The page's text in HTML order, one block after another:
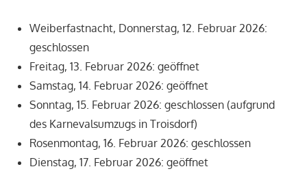
Weiberfastnacht, Donnerstag, 12. Februar 2026:
geschlossen
Freitag, 13. Februar 2026: geöffnet
Samstag, 14. Februar 2026: geöffnet
Sonntag, 15. Februar 2026: geschlossen (aufgrund
des Karnevalsumzugs in Troisdorf)
Rosenmontag, 16. Februar 2026: geschlossen
Dienstag, 17. Februar 2026: geöffnet